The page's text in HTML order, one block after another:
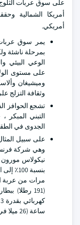
أمريكي.
يمر سوق عربات
بمرحلة ناشئة
الوعي البيئي
على مستوى
وميشيغان
وثقافة التزلج
تشجع الحوافز
التبني المبكر
الجدوى في
وهي شركة
نيكولاس مورون ،
(191 رطلا)
ساعة (26 ميلا في الساعة).